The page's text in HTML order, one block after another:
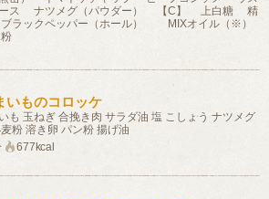
ース ナツメグ（パウダー） 【C】 上白糖 精
ラックペッパー（ホール） MIXオイル（※）
いものコロッケ
も 玉ねぎ 合挽き肉 サラダ油 塩 こしょう ナツメグ
粉 溶き卵 パン粉 揚げ油
677kcal